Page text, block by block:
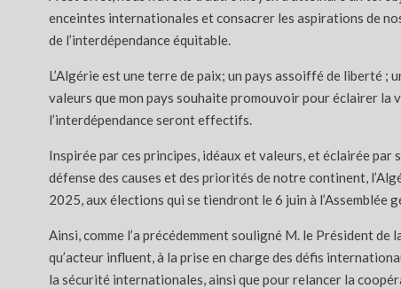
enceintes internationales et consacrer les aspirations de
de l’interdépendance équitable.
L’Algérie est une terre de paix; un pays assoiffé de liberté ;
valeurs que mon pays souhaite promouvoir pour éclairer
l’interdépendance seront effectifs.
Inspirée par ces principes, idéaux et valeurs, et éclairée
défense des causes et des priorités de notre continent,
2025, aux élections qui se tiendront le 6 juin à l’Assemblée
Ainsi, comme l’a précédemment souligné M. le Président
qu’acteur influent, à la prise en charge des défis
la sécurité internationales, ainsi que pour relancer la